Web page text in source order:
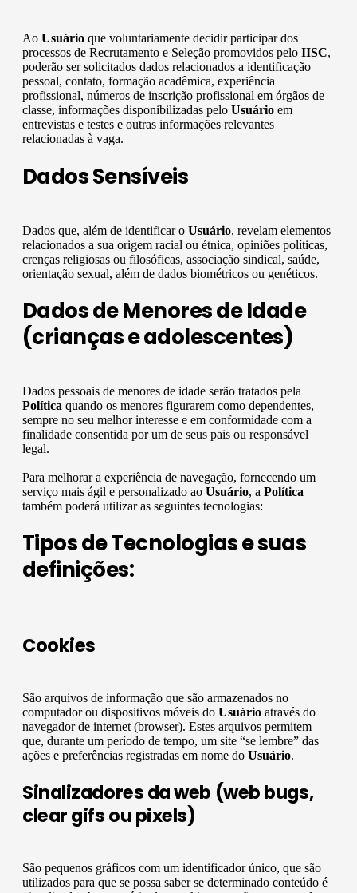
Ao Usuário que voluntariamente decidir participar dos
processos de Recrutamento e Seleção promovidos pelo IISC,
poderão ser solicitados dados relacionados a identificação
pessoal, contato, formação acadêmica, experiência
profissional, números de inscrição profissional em órgãos de
classe, informações disponibilizadas pelo Usuário em
entrevistas e testes e outras informações relevantes
relacionadas à vaga.
Dados Sensíveis
Dados que, além de identificar o Usuário, revelam elementos
relacionados a sua origem racial ou étnica, opiniões políticas,
crenças religiosas ou filosóficas, associação sindical, saúde,
orientação sexual, além de dados biométricos ou genéticos.
Dados de Menores de Idade
(crianças e adolescentes)
Dados pessoais de menores de idade serão tratados pela
Política quando os menores figurarem como dependentes,
sempre no seu melhor interesse e em conformidade com a
finalidade consentida por um de seus pais ou responsável
legal.
Para melhorar a experiência de navegação, fornecendo um
serviço mais ágil e personalizado ao Usuário, a Política
também poderá utilizar as seguintes tecnologias:
Tipos de Tecnologias e suas
definições:
Cookies
São arquivos de informação que são armazenados no
computador ou dispositivos móveis do Usuário através do
navegador de internet (browser). Estes arquivos permitem
que, durante um período de tempo, um site “se lembre” das
ações e preferências registradas em nome do Usuário.
Sinalizadores da web (web bugs,
clear gifs ou pixels)
São pequenos gráficos com um identificador único, que são
utilizados para que se possa saber se determinado conteúdo é